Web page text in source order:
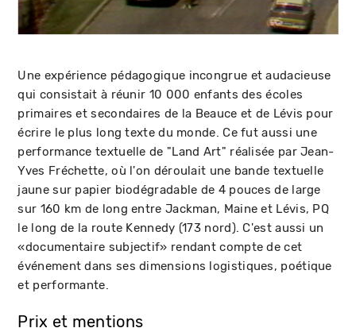
Une expérience pédagogique incongrue et audacieuse
qui consistait à réunir 10 000 enfants des écoles
primaires et secondaires de la Beauce et de Lévis pour
écrire le plus long texte du monde. Ce fut aussi une
performance textuelle de "Land Art" réalisée par Jean-
Yves Fréchette, où l'on déroulait une bande textuelle
jaune sur papier biodégradable de 4 pouces de large
sur 160 km de long entre Jackman, Maine et Lévis, PQ
le long de la route Kennedy (173 nord). C'est aussi un
«documentaire subjectif» rendant compte de cet
événement dans ses dimensions logistiques, poétique
et performante.
Prix et mentions